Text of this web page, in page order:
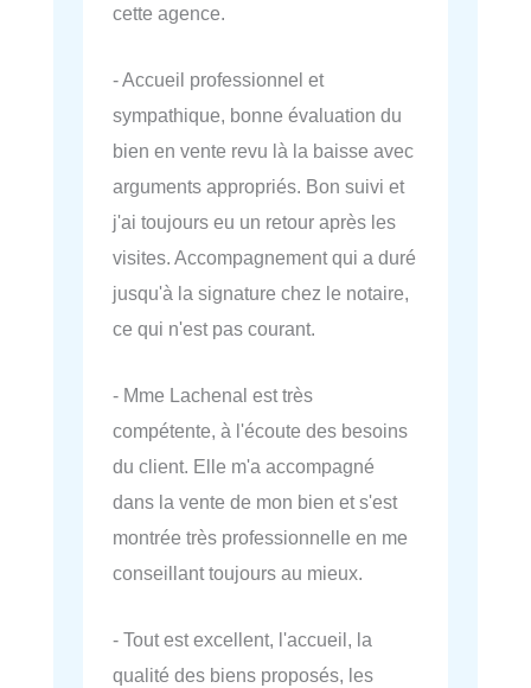
cette agence.
- Accueil professionnel et
sympathique, bonne évaluation du
bien en vente revu là la baisse avec
arguments appropriés. Bon suivi et
j'ai toujours eu un retour après les
visites. Accompagnement qui a duré
jusqu'à la signature chez le notaire,
ce qui n'est pas courant.
- Mme Lachenal est très
compétente, à l'écoute des besoins
du client. Elle m'a accompagné
dans la vente de mon bien et s'est
montrée très professionnelle en me
conseillant toujours au mieux.
- Tout est excellent, l'accueil, la
qualité des biens proposés, les